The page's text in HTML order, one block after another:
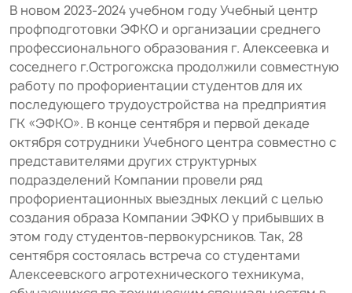
В новом 2023-2024 учебном году Учебный центр
профподготовки ЭФКО и организации среднего
профессионального образования г. Алексеевка и
соседнего г.Острогожска продолжили совместную
работу по профориентации студентов для их
последующего трудоустройства на предприятия
ГК «ЭФКО». В конце сентября и первой декаде
октября сотрудники Учебного центра совместно с
представителями других структурных
подразделений Компании провели ряд
профориентационных выездных лекций с целью
создания образа Компании ЭФКО у прибывших в
этом году студентов-первокурсников. Так, 28
сентября состоялась встреча со студентами
Алексеевского агротехнического техникума,